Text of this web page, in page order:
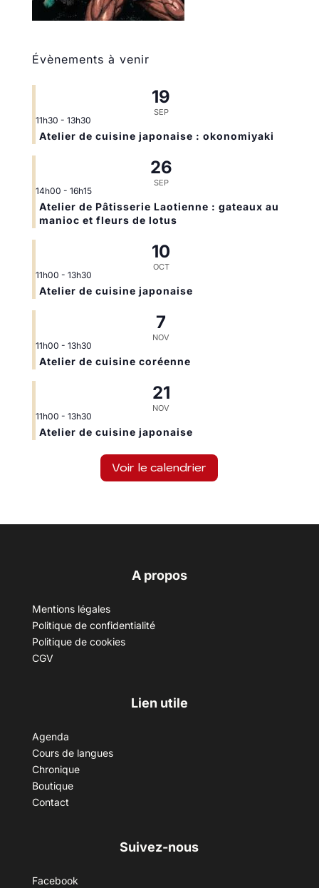
Évènements à venir
19
SEP
11h30 - 13h30
Atelier de cuisine japonaise : okonomiyaki
26
SEP
14h00 - 16h15
Atelier de Pâtisserie Laotienne : gateaux au
manioc et fleurs de lotus
10
OCT
11h00 - 13h30
Atelier de cuisine japonaise
7
NOV
11h00 - 13h30
Atelier de cuisine coréenne
21
NOV
11h00 - 13h30
Atelier de cuisine japonaise
Voir le calendrier
A propos
Mentions légales
Politique de confidentialité
Politique de cookies
CGV
Lien utile
Agenda
Cours de langues
Chronique
Boutique
Contact
Suivez-nous
Facebook